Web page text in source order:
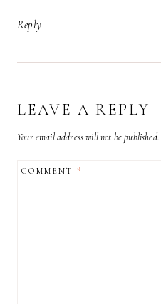
Reply
LEAVE A REPLY
Your email address will not be published.
COMMENT*